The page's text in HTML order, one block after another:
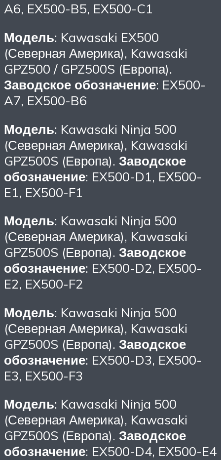
A6, EX500-B5, EX500-C1
Модель: Kawasaki EX500
(Северная Америка), Kawasaki
GPZ500 / GPZ500S (Европа).
Заводское обозначение: EX500-
A7, EX500-B6
Модель: Kawasaki Ninja 500
(Северная Америка), Kawasaki
GPZ500S (Европа). Заводское
обозначение: EX500-D1, EX500-
E1, EX500-F1
Модель: Kawasaki Ninja 500
(Северная Америка), Kawasaki
GPZ500S (Европа). Заводское
обозначение: EX500-D2, EX500-
E2, EX500-F2
Модель: Kawasaki Ninja 500
(Северная Америка), Kawasaki
GPZ500S (Европа). Заводское
обозначение: EX500-D3, EX500-
E3, EX500-F3
Модель: Kawasaki Ninja 500
(Северная Америка), Kawasaki
GPZ500S (Европа). Заводское
обозначение: EX500-D4, EX500-E4